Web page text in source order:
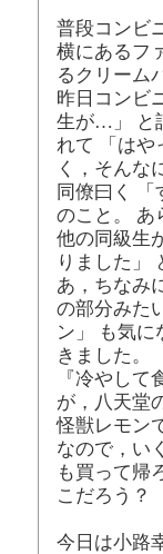
普段コンビ
横にあるフ
るクリーム
昨日コンビ
生が…」 と
れて 「はや
く，そんな
同僚曰く
のこと。 あ
他の同級生
りました」
あ，ちなみ
の部分みた
ン」 も気
きました。
『冷やし
が，八天堂
怪獣レモン
なので，い
も買って帰
こだろう？
今日は小路